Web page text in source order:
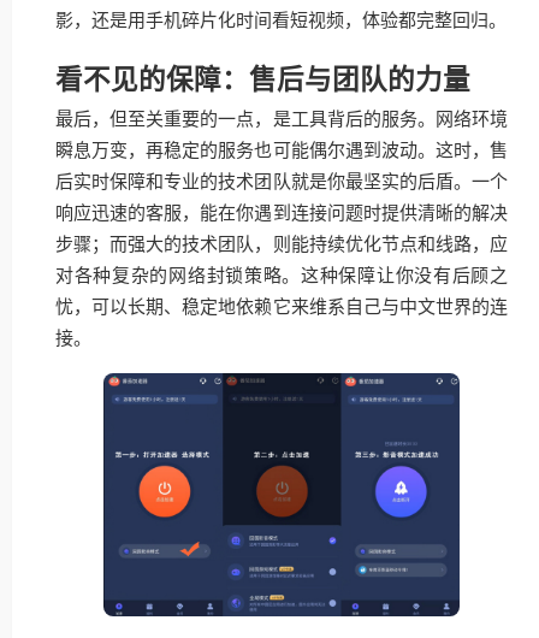
影，还是用手机碎片化时间看短视频，体验都完整回归。
看不见的保障：售后与团队的力量
最后，但至关重要的一点，是工具背后的服务。网络环境
瞬息万变，再稳定的服务也可能偶尔遇到波动。这时，售
后实时保障和专业的技术团队就是你最坚实的后盾。一个
响应迅速的客服，能在你遇到连接问题时提供清晰的解决
步骤；而强大的技术团队，则能持续优化节点和线路，应
对各种复杂的网络封锁策略。这种保障让你没有后顾之
忧，可以长期、稳定地依赖它来维系自己与中文世界的连
接。